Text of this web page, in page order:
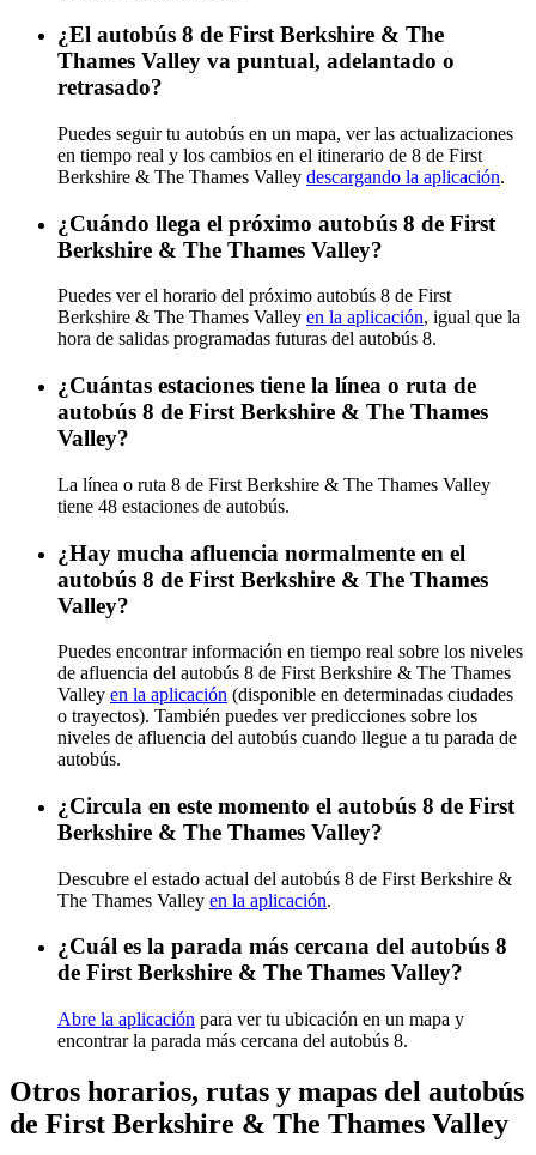
¿El autobús 8 de First Berkshire & The
Thames Valley va puntual, adelantado o
retrasado?
Puedes seguir tu autobús en un mapa, ver las actualizaciones
en tiempo real y los cambios en el itinerario de 8 de First
Berkshire & The Thames Valley descargando la aplicación.
¿Cuándo llega el próximo autobús 8 de First
Berkshire & The Thames Valley?
Puedes ver el horario del próximo autobús 8 de First
Berkshire & The Thames Valley en la aplicación, igual que la
hora de salidas programadas futuras del autobús 8.
¿Cuántas estaciones tiene la línea o ruta de
autobús 8 de First Berkshire & The Thames
Valley?
La línea o ruta 8 de First Berkshire & The Thames Valley
tiene 48 estaciones de autobús.
¿Hay mucha afluencia normalmente en el
autobús 8 de First Berkshire & The Thames
Valley?
Puedes encontrar información en tiempo real sobre los niveles
de afluencia del autobús 8 de First Berkshire & The Thames
Valley en la aplicación (disponible en determinadas ciudades
o trayectos). También puedes ver predicciones sobre los
niveles de afluencia del autobús cuando llegue a tu parada de
autobús.
¿Circula en este momento el autobús 8 de First
Berkshire & The Thames Valley?
Descubre el estado actual del autobús 8 de First Berkshire &
The Thames Valley en la aplicación.
¿Cuál es la parada más cercana del autobús 8
de First Berkshire & The Thames Valley?
Abre la aplicación para ver tu ubicación en un mapa y
encontrar la parada más cercana del autobús 8.
Otros horarios, rutas y mapas del autobús
de First Berkshire & The Thames Valley